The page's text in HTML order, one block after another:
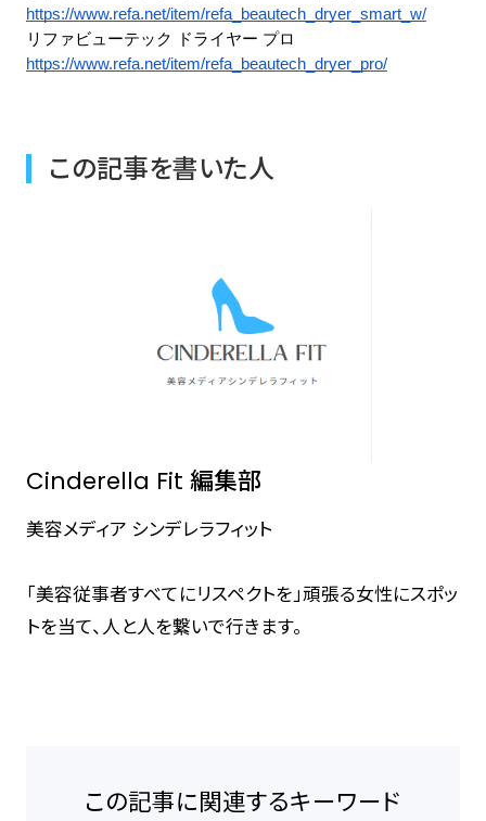
https://www.refa.net/item/refa_beautech_dryer_smart_w/
リファビューテック ドライヤー プロ
https://www.refa.net/item/refa_beautech_dryer_pro/
この記事を書いた人
Cinderella Fit 編集部
美容メディア シンデレラフィット
「美容従事者すべてにリスペクトを」頑張る女性にスポッ
トを当て、人と人を繋いで行きます。
この記事に関連するキーワード